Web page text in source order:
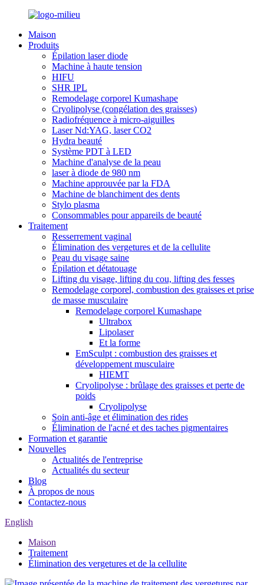
Maison
Produits
Épilation laser diode
Machine à haute tension
HIFU
SHR IPL
Remodelage corporel Kumashape
Cryolipolyse (congélation des graisses)
Radiofréquence à micro-aiguilles
Laser Nd:YAG, laser CO2
Hydra beauté
Système PDT à LED
Machine d'analyse de la peau
laser à diode de 980 nm
Machine approuvée par la FDA
Machine de blanchiment des dents
Stylo plasma
Consommables pour appareils de beauté
Traitement
Resserrement vaginal
Élimination des vergetures et de la cellulite
Peau du visage saine
Épilation et détatouage
Lifting du visage, lifting du cou, lifting des fesses
Remodelage corporel, combustion des graisses et prise
de masse musculaire
Remodelage corporel Kumashape
Ultrabox
Lipolaser
Et la forme
EmSculpt : combustion des graisses et
développement musculaire
HIEMT
Cryolipolyse : brûlage des graisses et perte de
poids
Cryolipolyse
Soin anti-âge et élimination des rides
Élimination de l'acné et des taches pigmentaires
Formation et garantie
Nouvelles
Actualités de l'entreprise
Actualités du secteur
Blog
À propos de nous
Contactez-nous
English
Maison
Traitement
Élimination des vergetures et de la cellulite